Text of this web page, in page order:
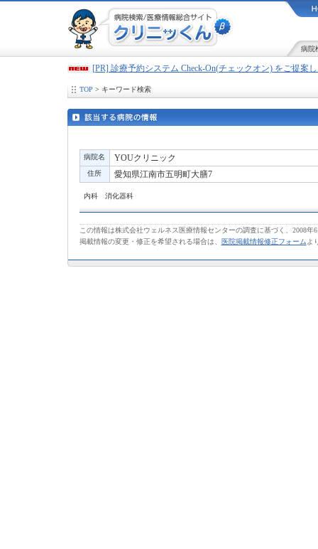
病院
[PR] 診療予約システム Check-On(チェックオン) をご提案
TOP > キーワード検索
病院名 YOUクリニック
住所 愛知県江南市五明町大膳7
内科 消化器科
この情報は株式会社ウェルネス医療情報センターの調査に基づく、2008年
掲載情報の変更・修正を希望される場合は、
医院掲載情報修正フォーム よ